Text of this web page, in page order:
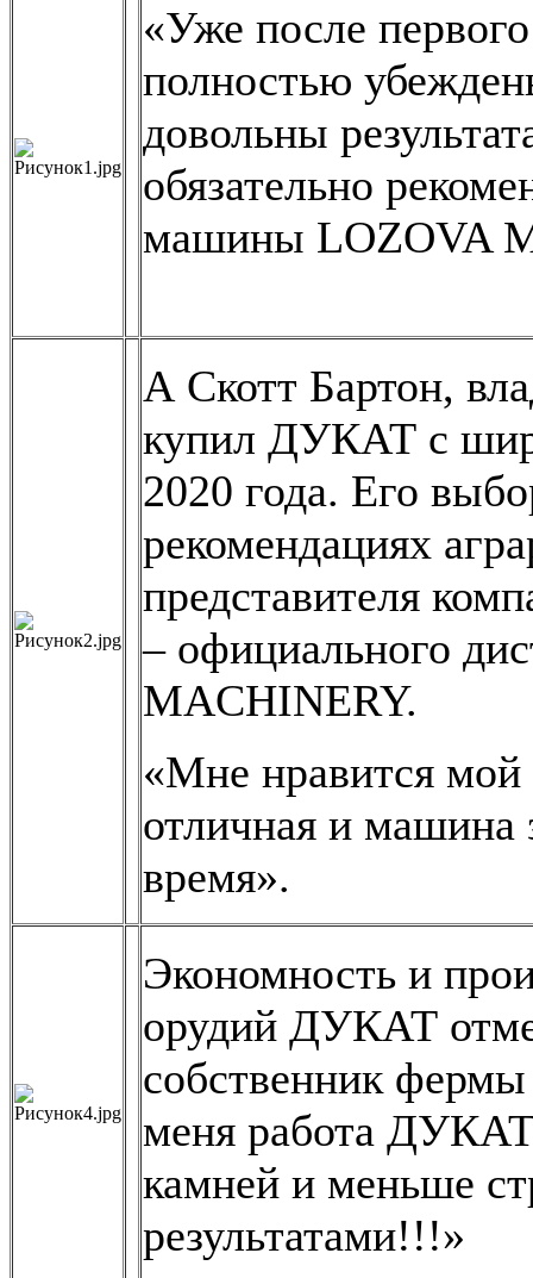
«Уже после
полностью
довольны
обязательно
машины LOZOVA
А Скотт Бартон,
купил ДУКАТ с
2020 года. Его
рекомендациях
представителя
– официального
MACHINERY.
«Мне нравится
отличная и машина
время».
Экономность и
орудий ДУКАТ
собственник
меня работа
камней и меньше
результатами!!!»